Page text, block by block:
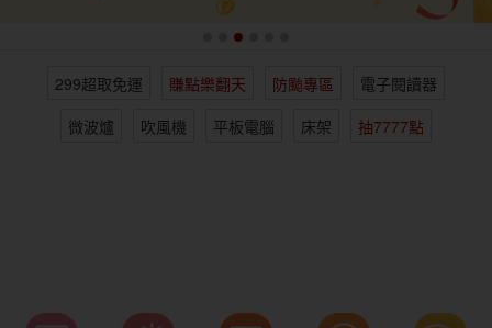
日本購物 海外直送 電子/紙本書 樂天保險館
299超取免運 賺點樂翻天 防颱專區
電子閱讀器
微波爐
吹風機 平板電腦 床架 抽7777點